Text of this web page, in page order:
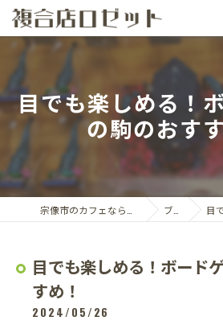
目でも楽しめる！
の駒のおす
ブログ 目で
目でも楽しめる！ボード
すめ！
2024/05/26